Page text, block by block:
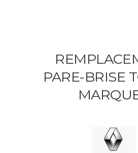
PARE-BRISE